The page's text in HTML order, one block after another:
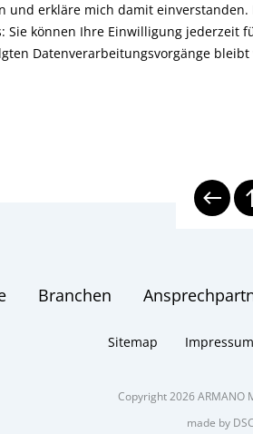
und erkläre mich damit
Sie können Ihre Einwilligung
Datenverarbeitungsvorgänge
Branchen
Sitemap Impressum
Copyright 2026 ARMANO
made by